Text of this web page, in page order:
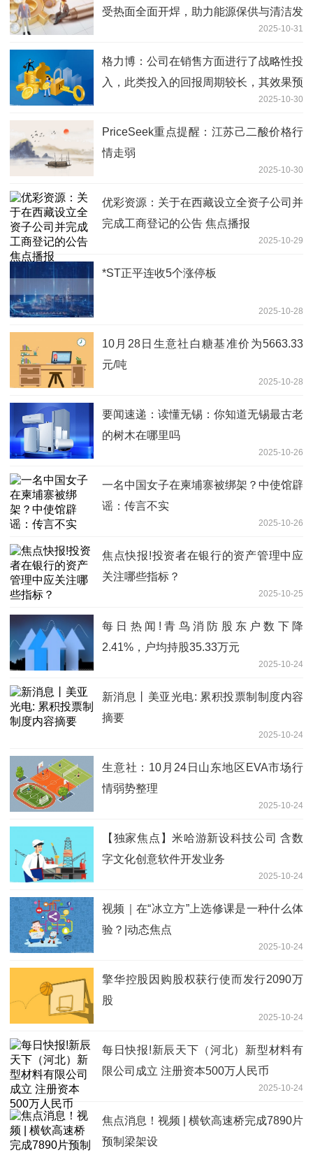
受热面全面开焊，助力能源保供与清洁发
2025-10-31
格力博：公司在销售方面进行了战略性投
入，此类投入的回报周期较长，其效果预
计将在未来数年内逐步释放，因此难以在
当期完全转化为营业收入
2025-10-30
PriceSeek重点提醒：江苏己二酸价格行
情走弱
2025-10-30
优彩资源：关于在西藏设立全资子公司并
完成工商登记的公告 焦点播报
2025-10-29
*ST正平连收5个涨停板
2025-10-28
10月28日生意社白糖基准价为5663.33
元/吨
2025-10-28
要闻速递：读懂无锡：你知道无锡最古老
的树木在哪里吗
2025-10-26
一名中国女子在柬埔寨被绑架？中使馆辟
谣：传言不实
2025-10-26
焦点快报!投资者在银行的资产管理中应
关注哪些指标？
2025-10-25
每日热闻!青鸟消防股东户数下降
2.41%，户均持股35.33万元
2025-10-24
新消息丨美亚光电: 累积投票制制度内容
摘要
2025-10-24
生意社：10月24日山东地区EVA市场行
情弱势整理
2025-10-24
【独家焦点】米哈游新设科技公司 含数
字文化创意软件开发业务
2025-10-24
视频｜在“冰立方”上选修课是一种什么体
验？|动态焦点
2025-10-24
擎华控股因购股权获行使而发行2090万
股
2025-10-24
每日快报!新辰天下（河北）新型材料有
限公司成立 注册资本500万人民币
2025-10-24
焦点消息！视频 | 横钦高速桥完成7890片
预制梁架设